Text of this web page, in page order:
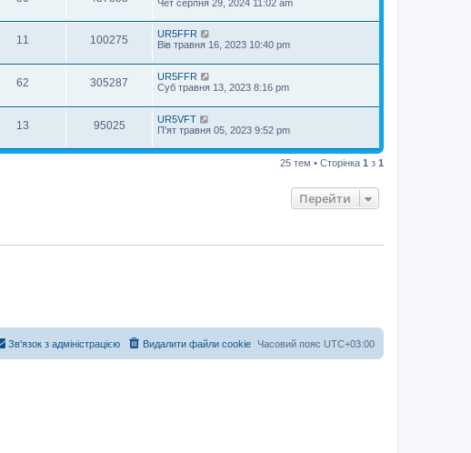
Чет серпня 29, 2024 11:02 am
11 100275
UR5FFR
Вів травня 16, 2023 10:40 pm
62 305287
UR5FFR
Суб травня 13, 2023 8:16 pm
13 95025
UR5VFT
П'ят травня 05, 2023 9:52 pm
25 тем • Сторінка 1 з 1
Перейти
Часовий пояс UTC+03:00
Видалити файли cookie
Зв'язок з адміністрацією